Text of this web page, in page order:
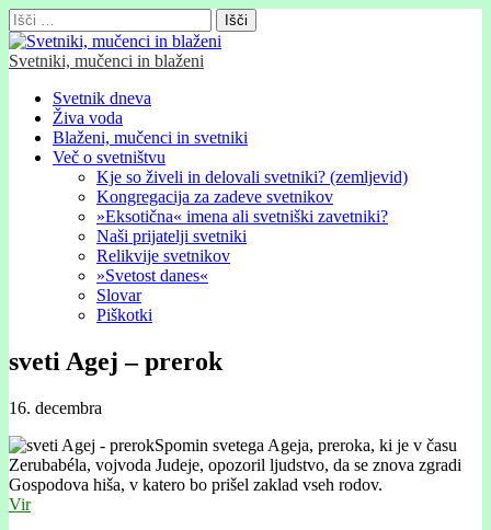
Išči:
Svetniki, mučenci in blaženi
Glavni
meni
Skip
content
Svetnik dneva
Živa voda
Blaženi, mučenci in svetniki
Več o svetništvu
Kje so živeli in delovali svetniki? (zemljevid)
Kongregacija za zadeve svetnikov
»Eksotična« imena ali svetniški zavetniki?
Naši prijatelji svetniki
Relikvije svetnikov
»Svetost danes«
Slovar
Piškotki
sveti Agej – prerok
16. decembra
Spomin svetega Ageja, preroka, ki je v času
Zerubabéla, vojvoda Judeje, opozoril ljudstvo, da se znova zgradi
Gospodova hiša, v katero bo prišel zaklad vseh rodov.
Vir